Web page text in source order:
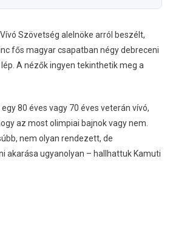
Szövetség alelnöke arról beszélt,
fős magyar csapatban négy debreceni
A nézők ingyen tekinthetik meg a
80 éves vagy 70 éves veterán vívó,
az most olimpiai bajnok vagy nem.
nem olyan rendezett, de
akarása ugyanolyan – hallhattuk Kamuti